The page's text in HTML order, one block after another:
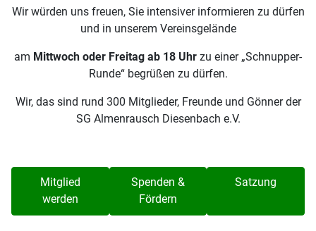
Wir würden uns freuen, Sie intensiver informieren zu dürfen
und in unserem Vereinsgelände
am Mittwoch oder Freitag ab 18 Uhr zu einer „Schnupper-
Runde“ begrüßen zu dürfen.
Wir, das sind rund 300 Mitglieder, Freunde und Gönner der
SG Almenrausch Diesenbach e.V.
Mitglied
werden
Spenden &
Fördern
Satzung